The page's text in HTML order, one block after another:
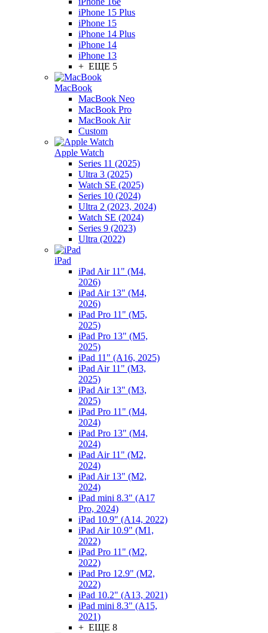
iPhone 15 Plus
iPhone 15
iPhone 14 Plus
iPhone 14
iPhone 13
+ ЕЩЕ 5
MacBook
MacBook Neo
MacBook Pro
MacBook Air
Custom
Apple Watch
Series 11 (2025)
Ultra 3 (2025)
Watch SE (2025)
Series 10 (2024)
Ultra 2 (2023, 2024)
Watch SE (2024)
Series 9 (2023)
Ultra (2022)
iPad
iPad Air 11" (M4,
2026)
iPad Air 13" (M4,
2026)
iPad Pro 11" (M5,
2025)
iPad Pro 13" (M5,
2025)
iPad 11" (A16, 2025)
iPad Air 11" (M3,
2025)
iPad Air 13" (M3,
2025)
iPad Pro 11" (M4,
2024)
iPad Pro 13" (M4,
2024)
iPad Air 11" (M2,
2024)
iPad Air 13" (M2,
2024)
iPad mini 8.3" (A17
Pro, 2024)
iPad 10.9" (A14, 2022)
iPad Air 10.9" (M1,
2022)
iPad Pro 11" (M2,
2022)
iPad Pro 12.9" (M2,
2022)
iPad 10.2" (A13, 2021)
iPad mini 8.3" (A15,
2021)
+ ЕЩЕ 8